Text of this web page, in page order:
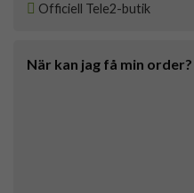
Officiell Tele2-butik
När kan jag få min order?